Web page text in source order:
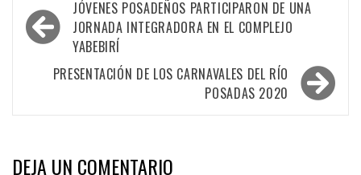
de
entradas
JÓVENES POSADEÑOS PARTICIPARON DE UNA
JORNADA INTEGRADORA EN EL COMPLEJO
YABEBIRÍ
PRESENTACIÓN DE LOS CARNAVALES DEL RÍO
POSADAS 2020
DEJA UN COMENTARIO